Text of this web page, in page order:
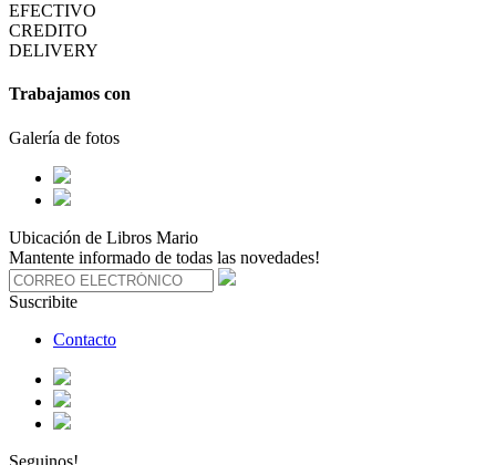
EFECTIVO
CREDITO
DELIVERY
Trabajamos con
Galería de fotos
Ubicación de Libros Mario
Mantente informado de todas las novedades!
Suscribite
Contacto
Seguinos!